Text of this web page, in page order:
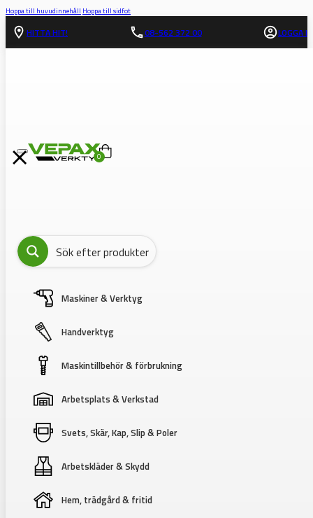
Hoppa till huvudinnehåll Hoppa till sidfot
HITTA HIT! 08-562 372 00 LOGGA IN
0
Maskiner & Verktyg
Handverktyg
Maskintillbehör & förbrukning
Arbetsplats & Verkstad
Svets, Skär, Kap, Slip & Poler
Arbetskläder & Skydd
Hem, trädgård & fritid